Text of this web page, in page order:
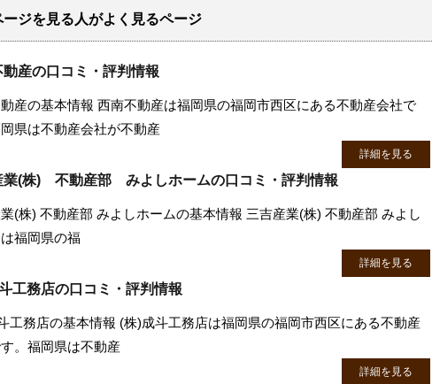
ージを見る人がよく見るページ
動産の口コミ・評判情報
産の基本情報 西南不動産は福岡県の福岡市西区にある不動産会社で
県は不動産会社が不動産
詳細を見る
業(株) 不動産部 みよしホームの口コミ・評判情報
(株) 不動産部 みよしホームの基本情報 三吉産業(株) 不動産部 みよし
福岡県の福
詳細を見る
工務店の口コミ・評判情報
工務店の基本情報 (株)成斗工務店は福岡県の福岡市西区にある不動産
。福岡県は不動産
詳細を見る